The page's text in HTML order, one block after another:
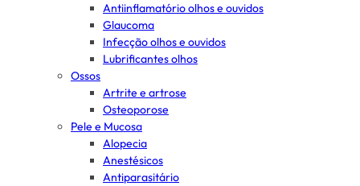
Antiinflamatório olhos e ouvidos
Glaucoma
Infecção olhos e ouvidos
Lubrificantes olhos
Ossos
Artrite e artrose
Osteoporose
Pele e Mucosa
Alopecia
Anestésicos
Antiparasitário